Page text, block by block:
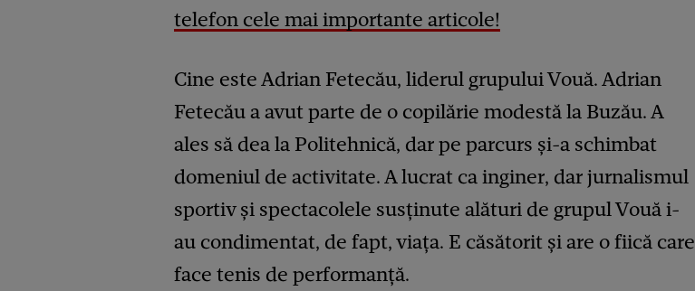
telefon cele mai importante articole!
Cine este Adrian Fetecău, liderul grupului Vouă. Adrian
Fetecău a avut parte de o copilărie modestă la Buzău. A
ales să dea la Politehnică, dar pe parcurs și-a schimbat
domeniul de activitate. A lucrat ca inginer, dar jurnalismul
sportiv și spectacolele susținute alături de grupul Vouă i-
au condimentat, de fapt, viața. E căsătorit și are o fiică care
face tenis de performanță.